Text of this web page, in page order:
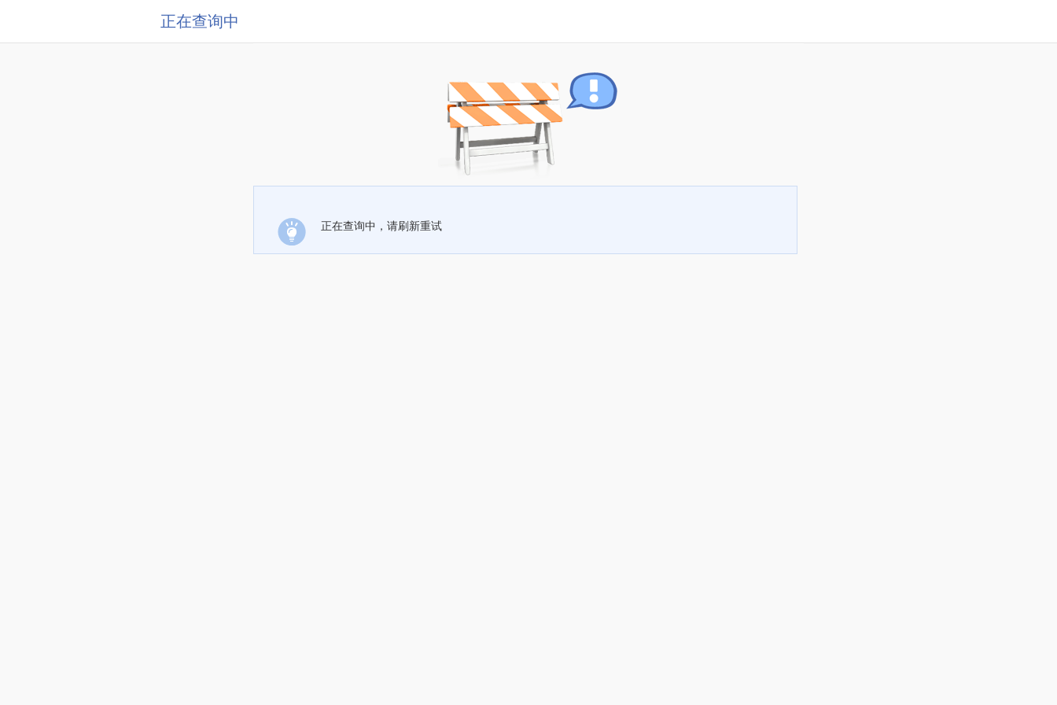
正在查询中
正在查询中，请刷新重试